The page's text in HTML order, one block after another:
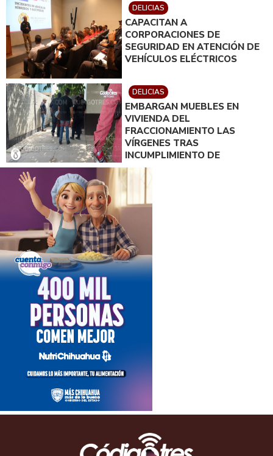
DELICIAS
CAPACITAN A
CORPORACIONES DE
SEGURIDAD EN ATENCIÓN DE
VEHÍCULOS ELÉCTRICOS
DELICIAS
EMBARGAN MUEBLES EN
VIVIENDA DEL
FRACCIONAMIENTO LAS
VÍRGENES TRAS
INCUMPLIMIENTO DE
ACUERDO DE PAGO